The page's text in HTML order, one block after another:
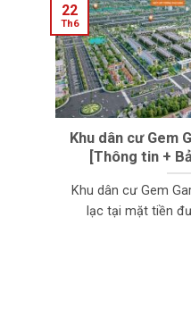
Khu dân cư Gem
[Thông tin +
Khu dân cư Gem
lạc tại mặt tiền
22
Th6